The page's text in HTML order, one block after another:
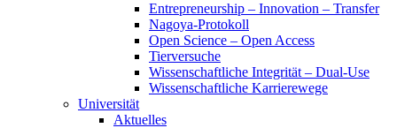
Entrepreneurship – Innovation – Transfer
Nagoya-Protokoll
Open Science – Open Access
Tierversuche
Wissenschaftliche Integrität – Dual-Use
Wissenschaftliche Karrierewege
Universität
Aktuelles